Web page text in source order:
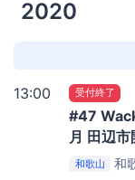
2020
13:00 受付終了
#47
月 田辺市
和歌山 和